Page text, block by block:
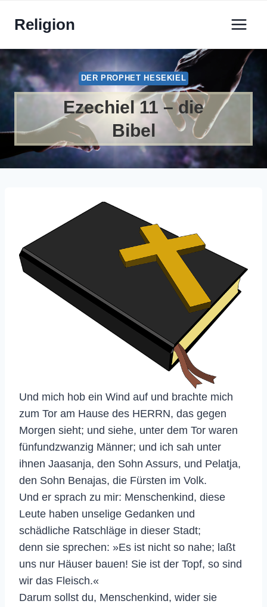
InhaltReligion
DER PROPHET HESEKIEL
Ezechiel 11 – die
Bibel
Und mich hob ein Wind auf und brachte mich
zum Tor am Hause des HERRN, das gegen
Morgen sieht; und siehe, unter dem Tor waren
fünfundzwanzig Männer; und ich sah unter
ihnen Jaasanja, den Sohn Assurs, und Pelatja,
den Sohn Benajas, die Fürsten im Volk.
Und er sprach zu mir: Menschenkind, diese
Leute haben unselige Gedanken und
schädliche Ratschläge in dieser Stadt;
denn sie sprechen: »Es ist nicht so nahe; laßt
uns nur Häuser bauen! Sie ist der Topf, so sind
wir das Fleisch.«
Darum sollst du, Menschenkind, wider sie